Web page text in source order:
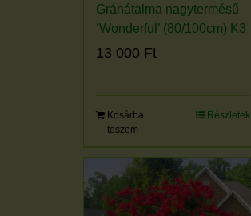
Gránátalma nagytermésű
‘Wonderful’ (80/100cm) K3
13 000 Ft
Kosárba
teszem
Részletek